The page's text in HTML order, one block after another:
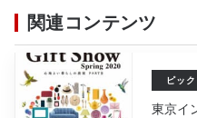
o
k
関連コンテンツ
ピッ
東京イ